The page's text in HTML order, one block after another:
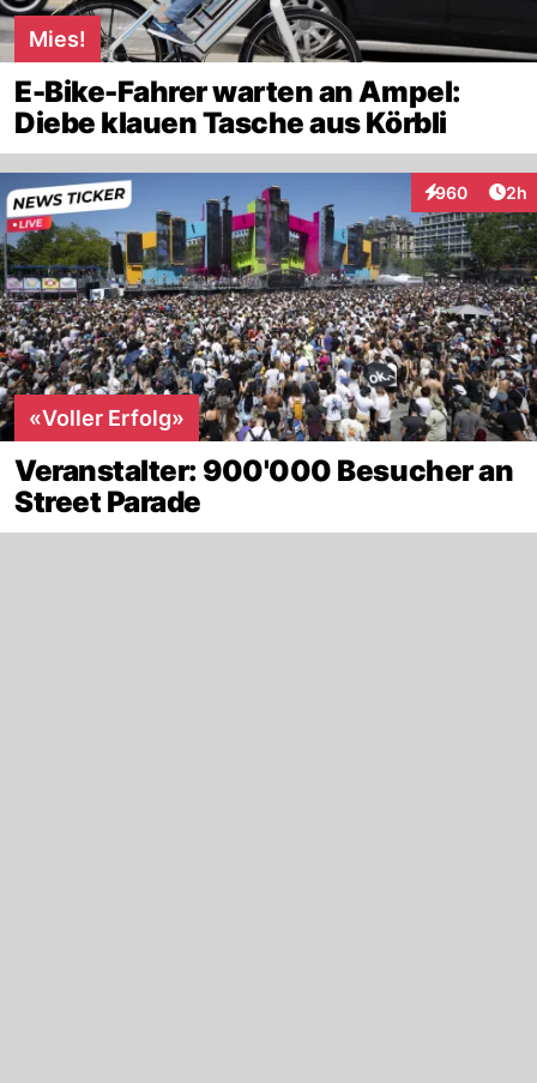
Mies!
E-Bike-Fahrer warten an Ampel:
Diebe klauen Tasche aus Körbli
960
Interaktionen
2h
«Voller Erfolg»
Veranstalter: 900'000 Besucher an
Street Parade